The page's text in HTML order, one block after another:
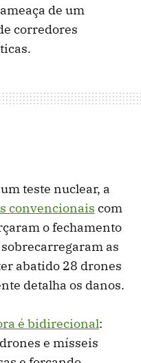
de um
corredores
teste nuclear, a
convencionais com
o fechamento
as
abatido 28 drones
detalha os danos.
é bidirecional:
e mísseis